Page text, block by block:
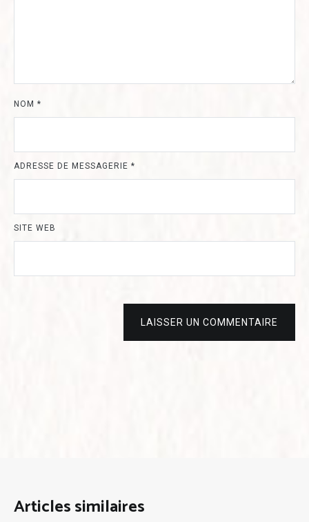
NOM *
ADRESSE DE MESSAGERIE *
SITE WEB
LAISSER UN COMMENTAIRE
Articles similaires